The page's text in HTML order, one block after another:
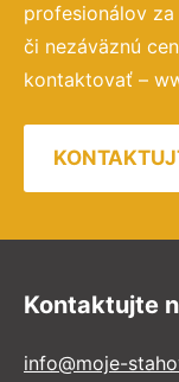
profesionálov
či nezáväznú
kontaktovať –
Kontaktujte
info@moje-